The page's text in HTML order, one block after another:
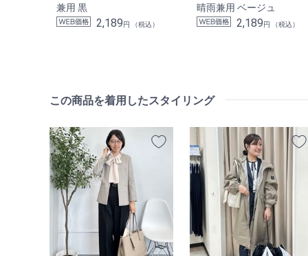
兼用 黒
2,189円 （税込）
晴雨兼用 ベージュ
2,189円 （税込）
この商品を着用したスタイリング